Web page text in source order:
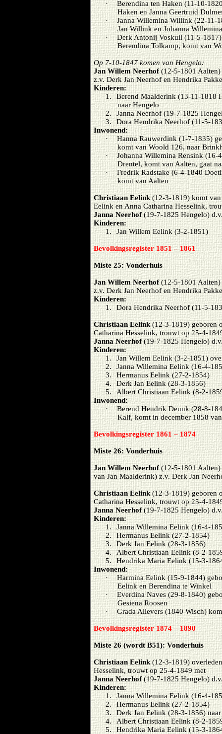
·
Berendina ten Haken (11-10-
Haken en Janna Geertruid
·
Janna Willemina Willink (22-11-
Jan Willink en Johanna
·
Derk Antonij Voskuil (11-5-
Berendina Tolkamp, komt van
Op 7-10-1847 komen van Hengelo:
Jan Willem Neerhof(12-5-1801
z.v. Derk Jan Neerhof en Hendrika
Kinderen:
1.
Berend Maalderink (13-11-1818
naar Hengelo
2.
Janna Neerhof (19-7-1825
3.
Dora Hendrika Neerhof (11-5-
Inwonend:
·
Hanna Rauwerdink (1-7-1835)
komt van Woold 126, naar
·
Johanna Willemina Rensink
Drentel, komt van Aalten, gaat
·
Fredrik Radstake (6-4-1840
komt van Aalten
Christiaan Eelink(12-3-1819) komt van
Eelink en Anna Catharina Hesselink,
Janna Neerhof(19-7-1825 Hengelo)
Kinderen:
1.
Jan Willem Eelink (3-2-1851)
Bevolkingsregister 1851 – 1861
Miste 25: Vonderhuis
Jan Willem Neerhof(12-5-1801
z.v. Derk Jan Neerhof en Hendrika
Kinderen:
1.
Dora Hendrika Neerhof (11-5-
Christiaan Eelink(12-3-1819) geboren
Catharina Hesselink, trouwt op 25-4-
Janna Neerhof(19-7-1825 Hengelo)
Kinderen:
1.
Jan Willem Eelink (3-2-1851)
2.
Janna Willemina Eelink (16-4-
3.
Hermanus Eelink (27-2-1854)
4.
Derk Jan Eelink (28-3-1856)
5.
Albert Christiaan Eelink (8-2-
Inwonend:
·
Berend Hendrik Deunk (28-8-
Kalf, komt in december 1858
Bevolkingsregister 1861 – 1874
Miste 26: Vonderhuis
Jan Willem Neerhof(12-5-1801
van Jan Maalderink) z.v. Derk Jan
Christiaan Eelink(12-3-1819) geboren
Catharina Hesselink, trouwt op 25-4-
Janna Neerhof(19-7-1825 Hengelo)
Kinderen:
1.
Janna Willemina Eelink (16-4-
2.
Hermanus Eelink (27-2-1854)
3.
Derk Jan Eelink (28-3-1856)
4.
Albert Christiaan Eelink (8-2-
5.
Hendrika Maria Eelink (15-3-
Inwonend:
·
Harmina Eelink (15-9-1844)
Eelink en Berendina te Winkel
·
Everdina Naves (29-8-1840)
Gesiena Roosen
·
Grada Allevers (1840 Wisch)
Bevolkingsregister 1874 – 1890
Miste 26 (wordt B51): Vonderhuis
Christiaan Eelink(12-3-1819)
Hesselink, trouwt op 25-4-1849 met
Janna Neerhof(19-7-1825 Hengelo)
Kinderen:
1.
Janna Willemina Eelink (16-4-
2.
Hermanus Eelink (27-2-1854)
3.
Derk Jan Eelink (28-3-1856)
4.
Albert Christiaan Eelink (8-2-
5.
Hendrika Maria Eelink (15-3-